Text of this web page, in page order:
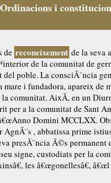
i
de reconeixement de la seva
de la comunitat de
poble. La consciÃ¨ncia
mare i fundadora, apareix de
comunitat. AixÃ­, en un
per a la comunitat de Sant
Domini MCCLXX.
AgnÃ¨s , abbatissa prime
presÃ¨ncia Ã©s permanent
signe, custodiats per la
les â€œgonellesâ€,